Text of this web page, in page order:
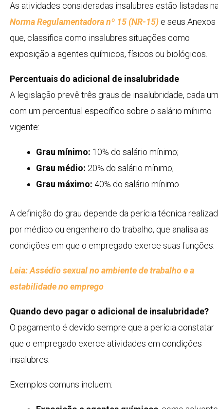
As atividades consideradas insalubres estão listadas
Norma Regulamentadora nº 15 (NR-15) e seus Anexos
que, classifica como insalubres situações como
exposição a agentes químicos, físicos ou biológicos.
Percentuais do adicional de insalubridade
A legislação prevê três graus de insalubridade, cada um
com um percentual específico sobre o salário mínimo
vigente:
Grau mínimo: 10% do salário mínimo;
Grau médio: 20% do salário mínimo;
Grau máximo: 40% do salário mínimo.
A definição do grau depende da perícia técnica
por médico ou engenheiro do trabalho, que analisa as
condições em que o empregado exerce suas funções.
Leia: Assédio sexual no ambiente de trabalho e a
estabilidade no emprego
Quando devo pagar o adicional de insalubridade?
O pagamento é devido sempre que a perícia constatar
que o empregado exerce atividades em condições
insalubres.
Exemplos comuns incluem: